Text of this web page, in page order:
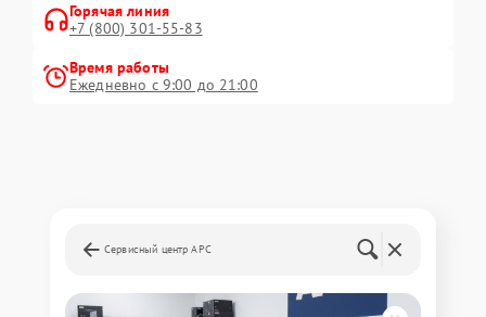
Горячая линия
+7 (800) 301-55-83
Время работы
Ежедневно с 9:00 до 21:00
Сервисный центр APC